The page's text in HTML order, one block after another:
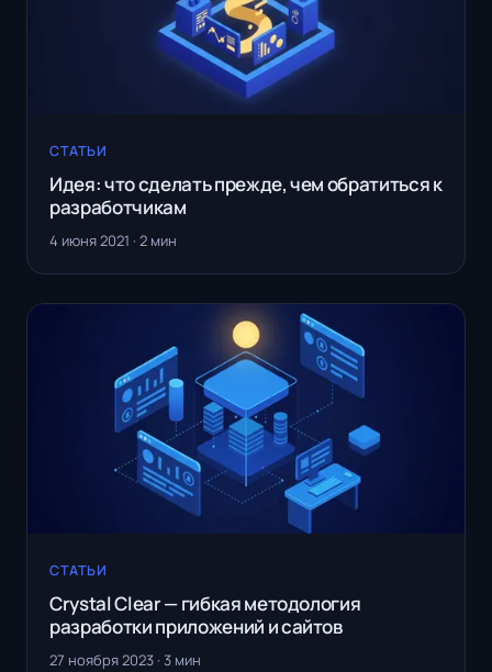
СТАТЬИ
Идея: что сделать прежде, чем обратиться к
разработчикам
4 июня 2021 · 2 мин
СТАТЬИ
Crystal Clear — гибкая методология
разработки приложений и сайтов
27 ноября 2023 · 3 мин